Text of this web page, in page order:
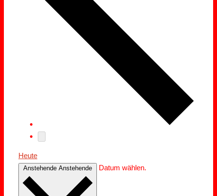
Heute
Anstehende Anstehende Datum wählen.